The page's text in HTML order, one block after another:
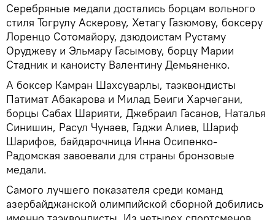
Серебряные медали достались борцам вольного
стиля Тогрулу Аскерову, Хетагу Газюмову, боксеру
Лоренцо Сотомайору, дзюдоистам Рустаму
Оруджеву и Эльмару Гасымову, борцу Марии
Стадник и каноисту Валентину Демьяненко.
А боксер Камран Шахсуварлы, таэквондисты
Патимат Абакарова и Милад Беиги Харчегани,
борцы Сабах Шарияти, Джебраил Гасанов, Наталья
Синишин, Расул Чунаев, Гаджи Алиев, Шариф
Шарифов, байдарочница Инна Осипенко-
Радомская завоевали для страны бронзовые
медали.
Самого лучшего показателя среди команд
азербайджанской олимпийской сборной добились